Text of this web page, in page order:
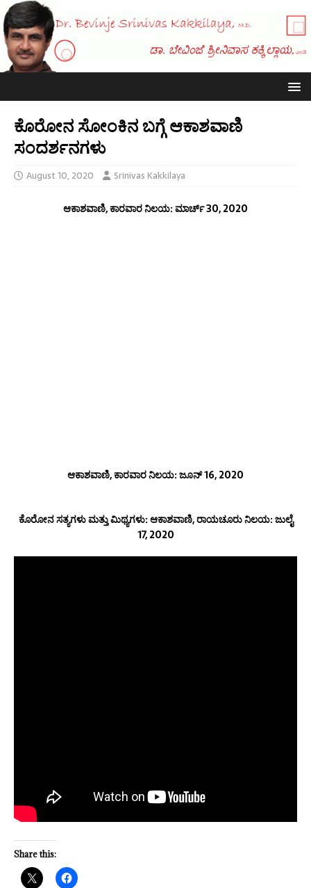
ಕೊರೋನ ಸೋಂಕಿನ ಬಗ್ಗೆ ಆಕಾಶವಾಣಿ
ಸಂದರ್ಶನಗಳು
August 10, 2020 Srinivas Kakkilaya
ಆಕಾಶವಾಣಿ, ಕಾರವಾರ ನಿಲಯ: ಮಾರ್ಚ್ 30, 2020
ಆಕಾಶವಾಣಿ, ಕಾರವಾರ ನಿಲಯ: ಜೂನ್ 16, 2020
ಕೊರೋನ ಸತ್ಯಗಳು ಮತ್ತು ಮಿಥ್ಯಗಳು: ಆಕಾಶವಾಣಿ, ರಾಯಚೂರು ನಿಲಯ: ಜುಲೈ
17, 2020
Share this: